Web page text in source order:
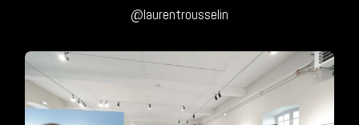
@laurentrousselin